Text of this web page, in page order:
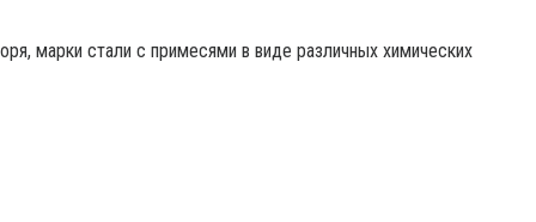
марки стали с примесями в виде различных химических